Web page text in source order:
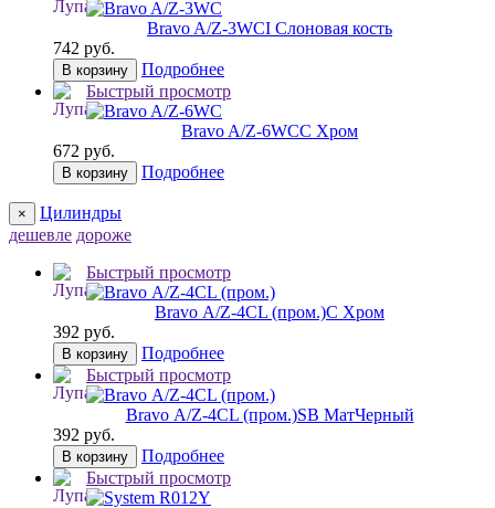
Bravo A/Z-3WCI Слоновая кость
742 руб.
В корзину
Подробнее
Быстрый просмотр
Bravo A/Z-6WCC Хром
672 руб.
В корзину Подробнее
×
Цилиндры
дешевле дороже
Быстрый просмотр
Bravo А/Z-4CL (пром.)C Хром
392 руб.
В корзину
Подробнее
Быстрый просмотр
Bravo А/Z-4CL (пром.)SB МатЧерный
392 руб.
В корзину
Подробнее
Быстрый просмотр